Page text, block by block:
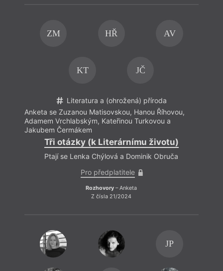
ZM HŘ AV
KT JČ
Literatura a (ohrožená) příroda
Anketa se Zuzanou Matisovskou, Hanou Říhovou,
Adamem Vrchlabským, Kateřinou Turkovou a
Jakubem Čermákem
Tři otázky (k Literárnímu životu)
Ptají se Lenka Chýlová a Dominik Obruča
Pro předplatitele
Rozhovory – Anketa
Z čísla 21/2024
JP